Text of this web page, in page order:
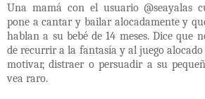
Una mamá con el usuario @seayalas
pone a cantar y bailar alocadamente y
hablan a su bebé de 14 meses. Dice que
de recurrir a la fantasía y al juego
motivar, distraer o persuadir a su
vea raro.